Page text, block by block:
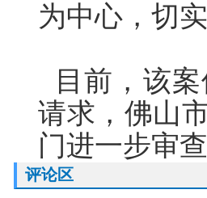
为中心，切
目前，该
请求，佛山
门进一步审查
评论区